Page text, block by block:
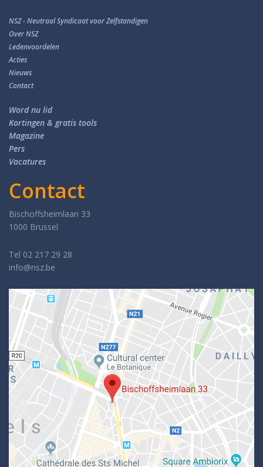
NSZ - Neutraal Syndicaat voor Zelfstandigen
Over NSZ
Ledenvoordelen
Acties
Nieuws
Contact
Word nu lid
Kortingen & gratis tools
Magazine
Pers
Vacatures
Contact
Bischoffsheimlaan 33
1000 Brussel
Tel 02 217 29 28
info@nsz.be